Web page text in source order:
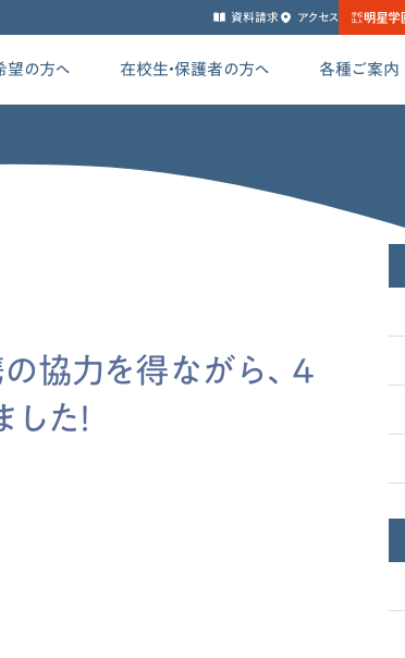
資料請求 アクセス
望の方へ 在校生・保護者の方へ 各種ご案内
協力を得ながら、4
た！